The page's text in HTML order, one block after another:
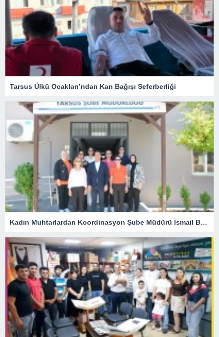
Tarsus Ülkü Ocakları’ndan Kan Bağışı Seferberliği
Kadın Muhtarlardan Koordinasyon Şube Müdürü İsmail Belli’ye Ziyaret